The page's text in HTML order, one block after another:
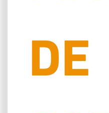
DE